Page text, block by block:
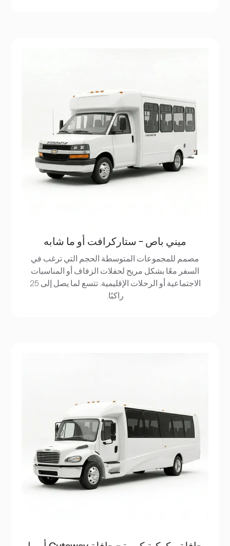
ميني باص - ستاركرافت أو ما شابه
مصمم للمجموعات المتوسطة الحجم التي ترغب في
السفر معًا بشكل مريح لحفلات الزفاف أو المناسبات
الاجتماعية أو الرحلات الإقليمية. تتسع لما يصل إلى 25
راكبًا.